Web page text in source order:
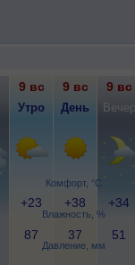
Комфорт, °C
Влажность, %
Давление, мм
9 вс 9 вс 9 вс
Утро День Вечер
+23 +38 +34
87 37 51